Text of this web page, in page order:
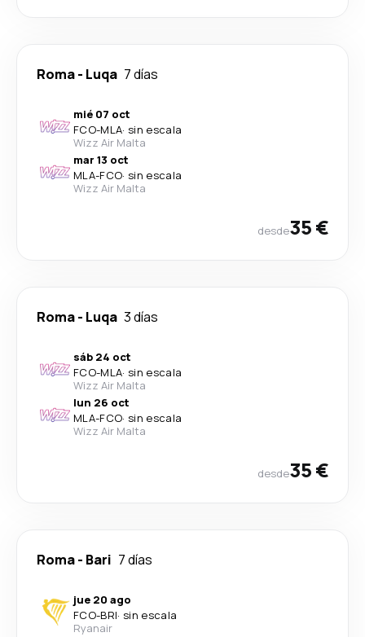
Roma- Luqa 7 días
mié 07 oct
FCO-MLA· sin escala
Wizz Air Malta
mar 13 oct
MLA-FCO· sin escala
Wizz Air Malta
desde35 €
Roma- Luqa 3 días
sáb 24 oct
FCO-MLA· sin escala
Wizz Air Malta
lun 26 oct
MLA-FCO· sin escala
Wizz Air Malta
desde35 €
Roma- Bari 7 días
jue 20 ago
FCO-BRI· sin escala
Ryanair